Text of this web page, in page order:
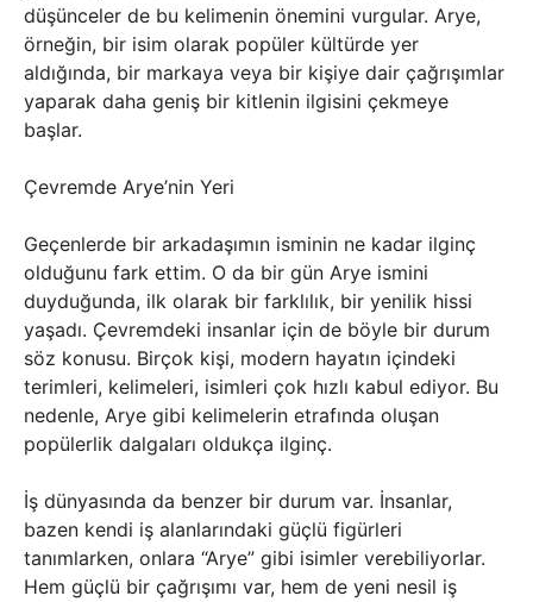
düşünceler de bu kelimenin önemini vurgular. Arye,
örneğin, bir isim olarak popüler kültürde yer
aldığında, bir markaya veya bir kişiye dair çağrışımlar
yaparak daha geniş bir kitlenin ilgisini çekmeye
başlar.
Çevremde Arye’nin Yeri
Geçenlerde bir arkadaşımın isminin ne kadar ilginç
olduğunu fark ettim. O da bir gün Arye ismini
duyduğunda, ilk olarak bir farklılık, bir yenilik hissi
yaşadı. Çevremdeki insanlar için de böyle bir durum
söz konusu. Birçok kişi, modern hayatın içindeki
terimleri, kelimeleri, isimleri çok hızlı kabul ediyor. Bu
nedenle, Arye gibi kelimelerin etrafında oluşan
popülerlik dalgaları oldukça ilginç.
İş dünyasında da benzer bir durum var. İnsanlar,
bazen kendi iş alanlarındaki güçlü figürleri
tanımlarken, onlara “Arye” gibi isimler verebiliyorlar.
Hem güçlü bir çağrışımı var, hem de yeni nesil iş